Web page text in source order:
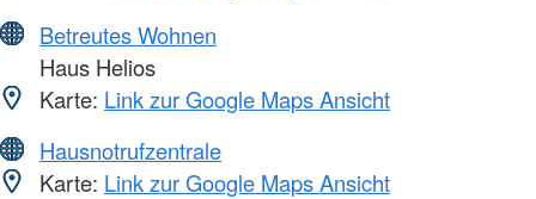
Betreutes Wohnen
Haus Helios
Karte: Link zur Google Maps Ansicht
Hausnotrufzentrale
Karte: Link zur Google Maps Ansicht